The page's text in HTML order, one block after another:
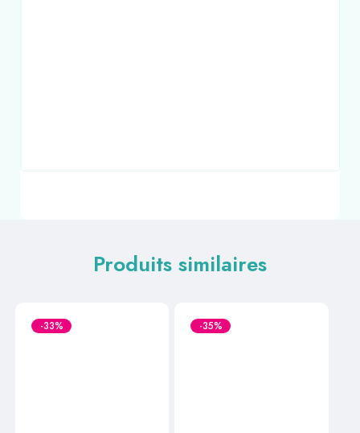
Produits similaires
-33% -35%